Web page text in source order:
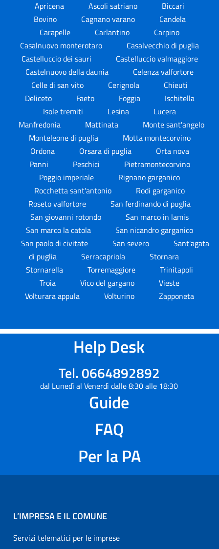
Apricena
Ascoli satriano
Biccari
Bovino
Cagnano varano
Candela
Carapelle
Carlantino
Carpino
Casalnuovo monterotaro
Casalvecchio di puglia
Castelluccio dei sauri
Castelluccio valmaggiore
Castelnuovo della daunia
Celenza valfortore
Celle di san vito
Cerignola
Chieuti
Deliceto
Faeto Foggia
Ischitella
Isole tremiti
Lesina
Lucera
Manfredonia
Mattinata
Monte sant'angelo
Monteleone di puglia
Motta montecorvino
Ordona
Orsara di puglia
Orta nova
Panni
Peschici
Pietramontecorvino
Poggio imperiale
Rignano garganico
Rocchetta sant'antonio
Rodi garganico
Roseto valfortore
San ferdinando di puglia
San giovanni rotondo
San marco in lamis
San marco la catola
San nicandro garganico
San paolo di civitate
San severo
Sant'agata
di puglia
Serracapriola
Stornara
Stornarella
Torremaggiore
Trinitapoli
Troia
Vico del gargano
Vieste
Volturara appula
Volturino Zapponeta
Help Desk
Tel. 0664892892
dal Lunedì al Venerdì dalle 8:30 alle 18:30
Guide
FAQ
Per la PA
L’IMPRESA E IL COMUNE
Servizi telematici per le imprese